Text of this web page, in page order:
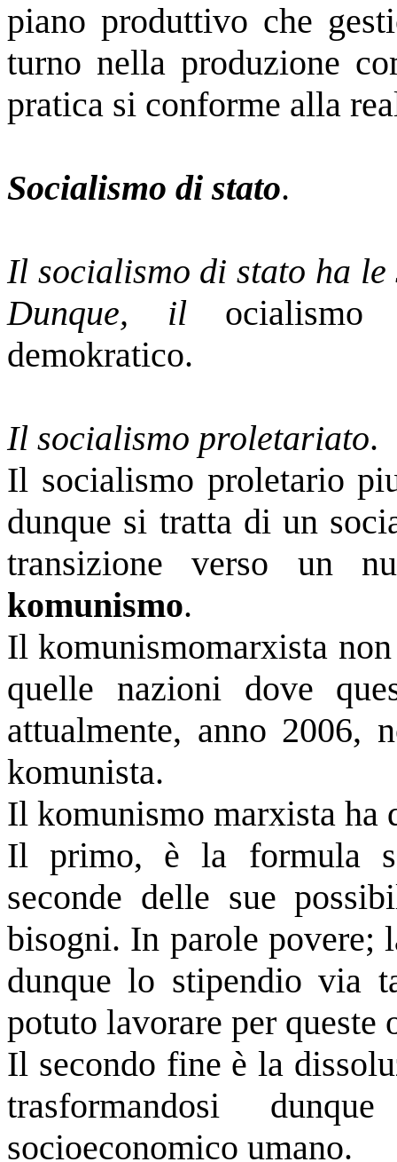
piano produttivo che
turno nella produzione
pratica si conforme alla
Socialismo di stato.
Il socialismo di stato ha
Dunque, il
demokratico.
Il socialismo proletariato.
Il socialismo proletario
dunque si tratta di un
transizione verso un
komunismo.
Il komunismomarxista
quelle nazioni dove
attualmente, anno 2006,
komunista.
Il komunismo marxista ha
Il primo, è la formula
seconde delle sue
bisogni. In parole
dunque lo stipendio via
potuto lavorare per queste
Il secondo fine è la
trasformandosi
socioeconomico umano.